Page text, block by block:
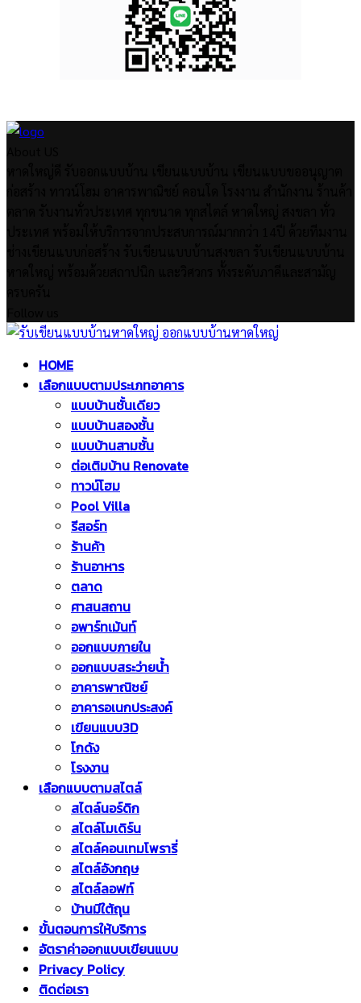
Facebook
Twitter
Instagram
Pinterest
Youtube
HOME
เลือกแบบตามประเภทอาคาร
แบบบ้านชั้นเดียว
แบบบ้านสองชั้น
แบบบ้านสามชั้น
ต่อเติมบ้าน Renovate
ทาวน์โฮม
Pool Villa
รีสอร์ท
ร้านค้า
ร้านอาหาร
ตลาด
ศาสนสถาน
อพาร์ทเม้นท์
ออกแบบภายใน
ออกแบบสระว่ายน้ำ
อาคารพาณิชย์
อาคารอเนกประสงค์
เขียนแบบ3D
โกดัง
โรงงาน
เลือกแบบตามสไตล์
สไตล์นอร์ดิก
สไตล์โมเดิร์น
สไตล์คอนเทมโพรารี่
สไตล์อังกฤษ
สไตล์ลอฟท์
บ้านมีใต้ถุน
ขั้นตอนการให้บริการ
อัตราค่าออกแบบเขียนแบบ
Privacy Policy
ติดต่อเรา